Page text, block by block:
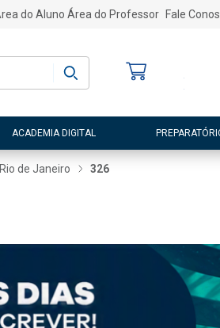
do Aluno Área do Professor Fale
Entre
ACADEMIA DIGITAL
de Janeiro 326